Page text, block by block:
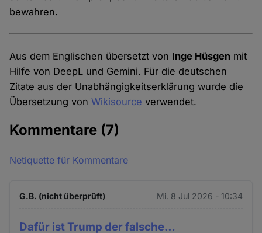
bewahren.
Aus dem Englischen übersetzt von Inge Hüsgen mit
Hilfe von DeepL und Gemini. Für die deutschen
Zitate aus der Unabhängigkeitserklärung wurde die
Übersetzung vonWikisource verwendet.
Kommentare (7)
Netiquette für Kommentare
G.B. (nicht überprüft) Mi. 8 Jul 2026 - 10:34
Dafür ist Trump der falsche…